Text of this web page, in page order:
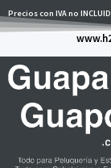
al
Precios con IVA no